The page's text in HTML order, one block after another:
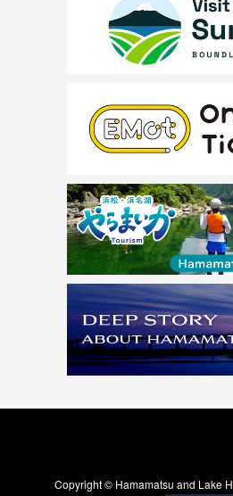
Copyright © Hamamatsu and Lake